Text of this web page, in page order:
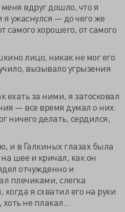
вдруг дошло, что я
я ужаснулся — до чего же
самого хорошего, от самого
лицо, никак не мог его
вызывало угрызения
ехать за ними, я затосковал
— все время думал о них:
ничего делать, сердился,
и в Галкиных глазах была
шее и кричал, как он
отчужденно и
плечиками, слегка
я схватил его на руки
не плакал...